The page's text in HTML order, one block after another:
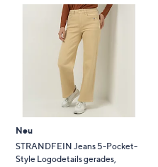
diese
anzuzeigen.
Neu
STRANDFEIN Jeans 5-Pocket-
Style Logodetails gerades,